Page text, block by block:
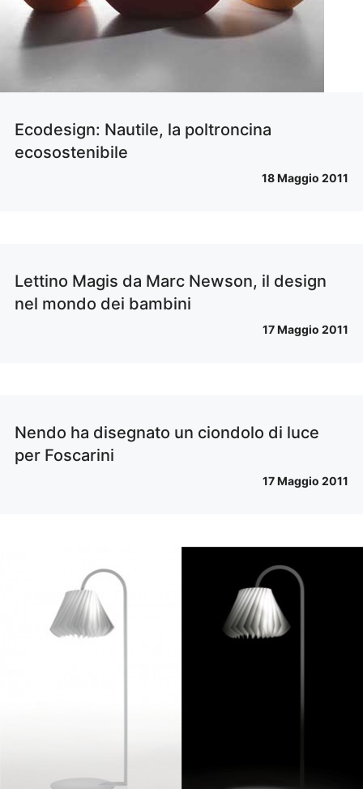
Ecodesign: Nautile, la poltroncina
ecosostenibile
18 Maggio 2011
Lettino Magis da Marc Newson, il design
nel mondo dei bambini
17 Maggio 2011
Nendo ha disegnato un ciondolo di luce
per Foscarini
17 Maggio 2011